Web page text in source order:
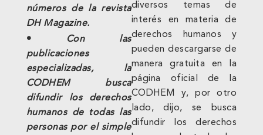
números de la revista
DH Magazine.
•
Con las
publicaciones
especializadas, la
CODHEM busca
difundir los derechos
humanos de todas las
personas por el simple
diversos temas de
interés en materia de
derechos humanos y
pueden descargarse de
manera gratuita en la
página oficial de la
CODHEM y, por otro
lado, dijo, se busca
difundir los derechos